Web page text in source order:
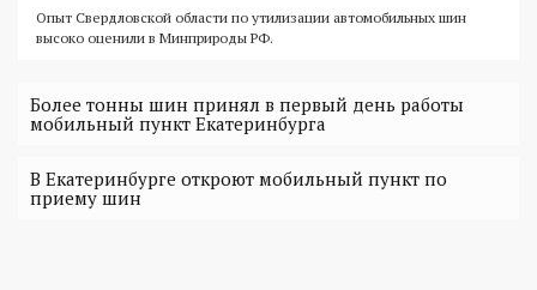
Опыт Свердловской области по утилизации автомобильных шин
высоко оценили в Минприроды РФ.
Более тонны шин принял в первый день работы
мобильный пункт Екатеринбурга
В Екатеринбурге откроют мобильный пункт по
приему шин